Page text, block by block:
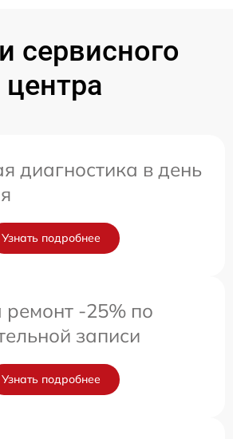
сервисного
центра
диагностика в день
Узнать подробнее
-25% по
записи
Узнать подробнее